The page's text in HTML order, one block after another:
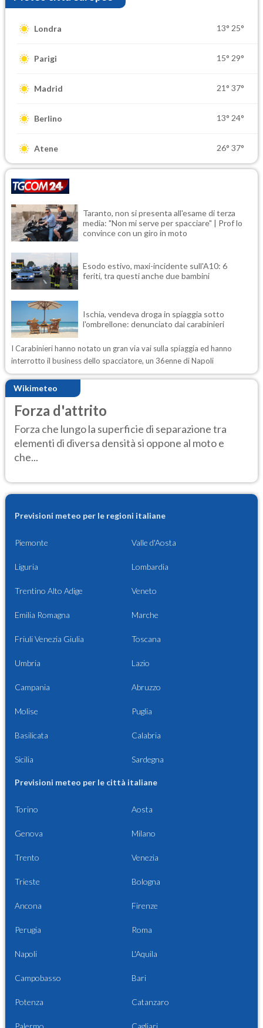
Londra 13° 25°
Parigi 15° 29°
Madrid 21° 37°
Berlino 13° 24°
Atene 26° 37°
Taranto, non si presenta all'esame di terza
media: "Non mi serve per spacciare" | Prof lo
convince con un giro in moto
Esodo estivo, maxi-incidente sull'A10: 6
feriti, tra questi anche due bambini
Ischia, vendeva droga in spiaggia sotto
l'ombrellone: denunciato dai carabinieri
I Carabinieri hanno notato un gran via vai sulla spiaggia ed hanno
interrotto il business dello spacciatore, un 36enne di Napoli
Wikimeteo
Forza d'attrito
Forza che lungo la superficie di separazione tra
elementi di diversa densità si oppone al moto e
che...
Previsioni meteo per le regioni italiane
Piemonte Valle d'Aosta
Liguria Lombardia
Trentino Alto Adige Veneto
Emilia Romagna Marche
Friuli Venezia Giulia Toscana
Umbria Lazio
Campania Abruzzo
Molise Puglia
Basilicata Calabria
Sicilia Sardegna
Previsioni meteo per le città italiane
Torino Aosta
Genova Milano
Trento Venezia
Trieste Bologna
Ancona Firenze
Perugia Roma
Napoli L'Aquila
Campobasso Bari
Potenza Catanzaro
Palermo Cagliari